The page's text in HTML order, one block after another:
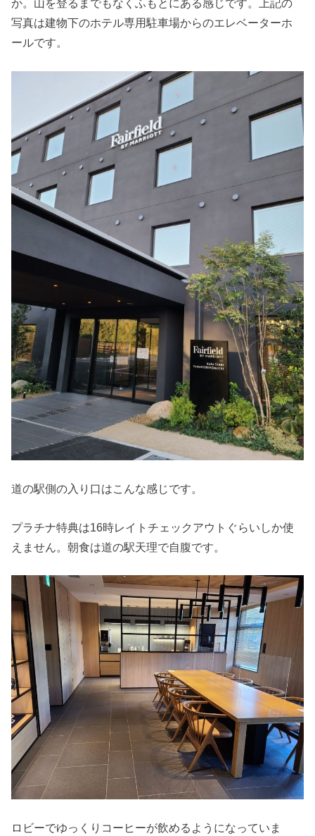
か。山を登るまでもなくふもとにある感じです。上記の
写真は建物下のホテル専用駐車場からのエレベーターホ
ールです。
道の駅側の入り口はこんな感じです。
プラチナ特典は16時レイトチェックアウトぐらいしか使
えません。朝食は道の駅天理で自腹です。
ロビーでゆっくりコーヒーが飲めるようになっていま